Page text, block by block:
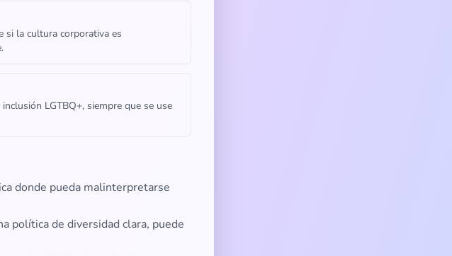
si la cultura corporativa es
LGTBQ+, siempre que se use
donde pueda malinterpretarse
política de diversidad clara, puede